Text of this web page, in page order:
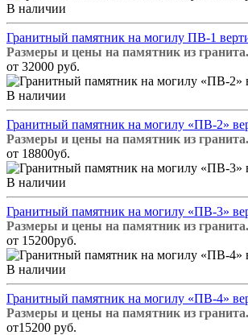
В наличии
Гранитный памятник на могилу ПВ-1
Размеры и цены на памятник из гранита.
от 32000 руб.
В наличии
Гранитный памятник на могилу «ПВ-2»
Размеры и цены на памятник из гранита.
от 18800уб.
В наличии
Гранитный памятник на могилу «ПВ-3»
Размеры и цены на памятник из гранита.
от 15200руб.
В наличии
Гранитный памятник на могилу «ПВ-4»
Размеры и цены на памятник из гранита.
от15200 руб.